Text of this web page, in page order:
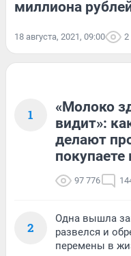
миллиона
18 августа, 2021, 09:00 2
1
«Молоко
видит»:
делают
97 776
2
Одна вышла
развелся и
перемены в